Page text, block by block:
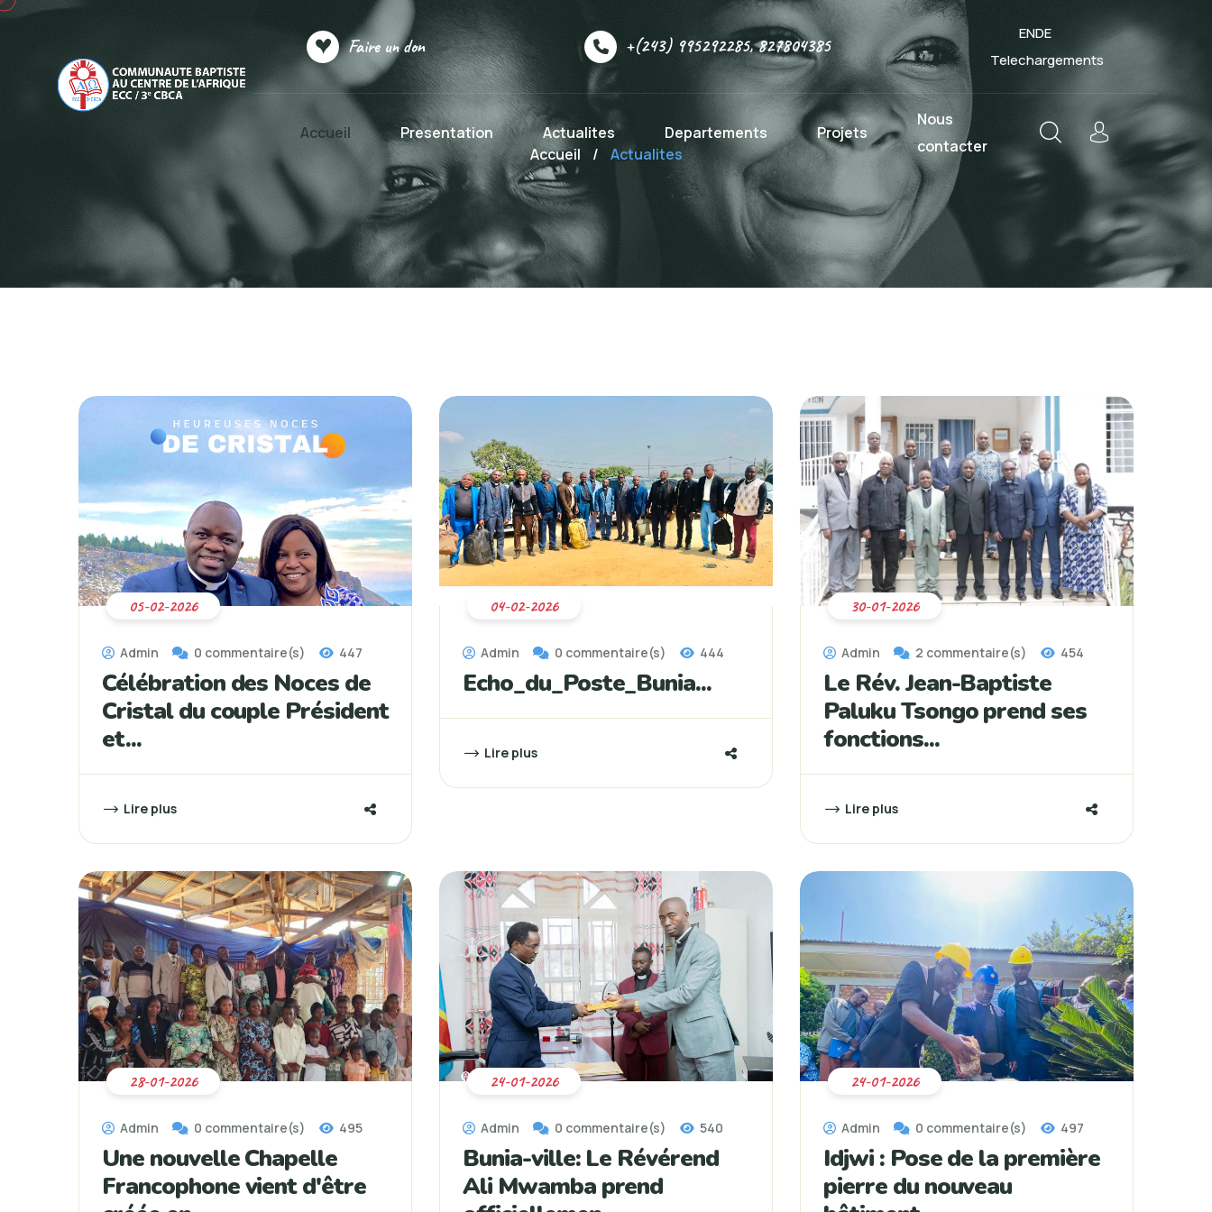
Faire un don +(243) 995292285, 827804385
ENDE
Telechargements
Accueil Presentation Actualites Departements Projets
Nous
contacter
Accueil / Actualites
Admin 0 commentaire(s) 447
Célébration des Noces de
Cristal du couple Président
et...
Lire plus
05-02-2026
Admin 0 commentaire(s) 444
Echo_du_Poste_Bunia...
Lire plus
04-02-2026
Admin 2 commentaire(s) 454
Le Rév. Jean-Baptiste
Paluku Tsongo prend ses
fonctions...
Lire plus
30-01-2026
Admin 0 commentaire(s) 495
Une nouvelle Chapelle
Francophone vient d'être
28-01-2026
Admin 0 commentaire(s) 540
Bunia-ville: Le Révérend
Ali Mwamba prend
24-01-2026
Admin 0 commentaire(s) 497
Idjwi : Pose de la première
pierre du nouveau
24-01-2026